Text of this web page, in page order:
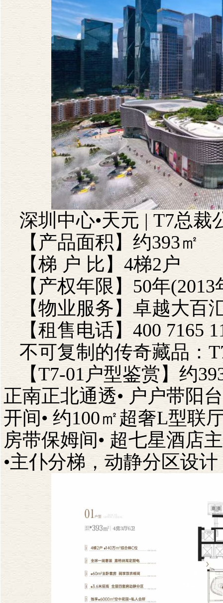
深圳中心•天元 | T7总裁
【产品面积】约393㎡
【梯 户 比】 4梯2 户
【产权年限】 50年(2013
【物业服务】卓越大百
【租售电话】400 7165
不可复制的传奇藏品：
【T7-01 户型鉴赏】约
正南正北通透• 户户带阳
开间• 约100㎡超奢L型联
房带保姆间• 超七星酒店
•主仆分梯，动静分区设计